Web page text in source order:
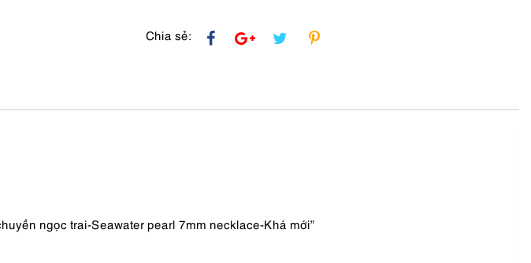
Chia sẻ:
ngọc trai-Seawater pearl 7mm necklace-Khá mới”